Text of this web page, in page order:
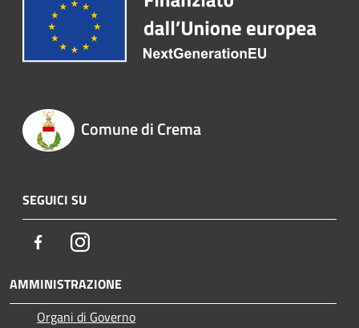
Comune di Crema
SEGUICI SU
FacebookInstagram
AMMINISTRAZIONE
Organi di Governo